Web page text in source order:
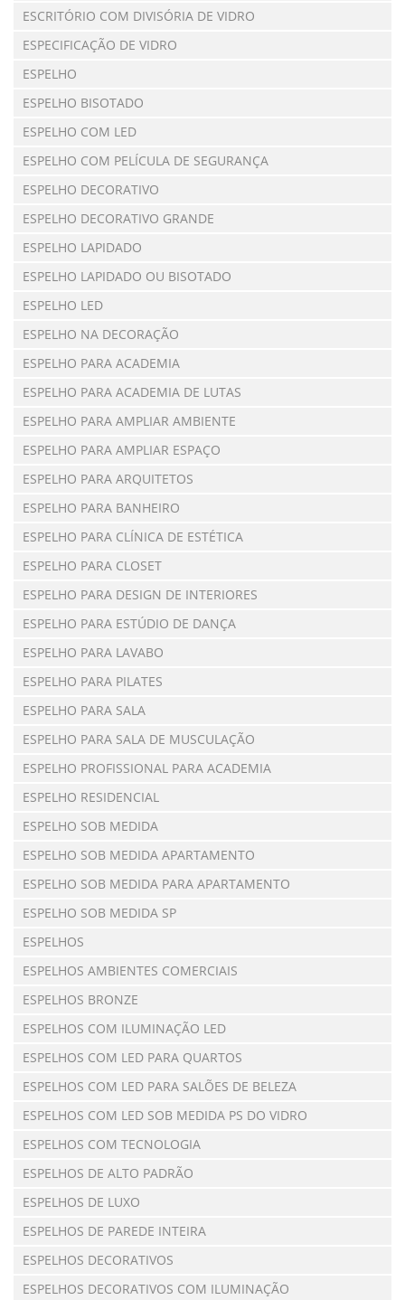
ESCRITÓRIO COM DIVISÓRIA DE VIDRO
ESPECIFICAÇÃO DE VIDRO
ESPELHO
ESPELHO BISOTADO
ESPELHO COM LED
ESPELHO COM PELÍCULA DE SEGURANÇA
ESPELHO DECORATIVO
ESPELHO DECORATIVO GRANDE
ESPELHO LAPIDADO
ESPELHO LAPIDADO OU BISOTADO
ESPELHO LED
ESPELHO NA DECORAÇÃO
ESPELHO PARA ACADEMIA
ESPELHO PARA ACADEMIA DE LUTAS
ESPELHO PARA AMPLIAR AMBIENTE
ESPELHO PARA AMPLIAR ESPAÇO
ESPELHO PARA ARQUITETOS
ESPELHO PARA BANHEIRO
ESPELHO PARA CLÍNICA DE ESTÉTICA
ESPELHO PARA CLOSET
ESPELHO PARA DESIGN DE INTERIORES
ESPELHO PARA ESTÚDIO DE DANÇA
ESPELHO PARA LAVABO
ESPELHO PARA PILATES
ESPELHO PARA SALA
ESPELHO PARA SALA DE MUSCULAÇÃO
ESPELHO PROFISSIONAL PARA ACADEMIA
ESPELHO RESIDENCIAL
ESPELHO SOB MEDIDA
ESPELHO SOB MEDIDA APARTAMENTO
ESPELHO SOB MEDIDA PARA APARTAMENTO
ESPELHO SOB MEDIDA SP
ESPELHOS
ESPELHOS AMBIENTES COMERCIAIS
ESPELHOS BRONZE
ESPELHOS COM ILUMINAÇÃO LED
ESPELHOS COM LED PARA QUARTOS
ESPELHOS COM LED PARA SALÕES DE BELEZA
ESPELHOS COM LED SOB MEDIDA PS DO VIDRO
ESPELHOS COM TECNOLOGIA
ESPELHOS DE ALTO PADRÃO
ESPELHOS DE LUXO
ESPELHOS DE PAREDE INTEIRA
ESPELHOS DECORATIVOS
ESPELHOS DECORATIVOS COM ILUMINAÇÃO